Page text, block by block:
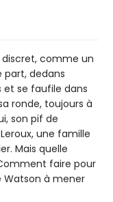
comme un
dedans
et se faufile dans
ronde, toujours à
son pif de
une famille
Mais quelle
faire pour
Watson à mener